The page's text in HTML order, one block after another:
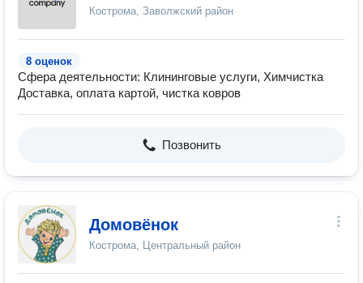
Кострома, Заволжский район
8 оценок
Сфера деятельности: Клининговые услуги, Химчистка
Доставка, оплата картой, чистка ковров
Позвонить
Домовёнок
Кострома, Центральный район